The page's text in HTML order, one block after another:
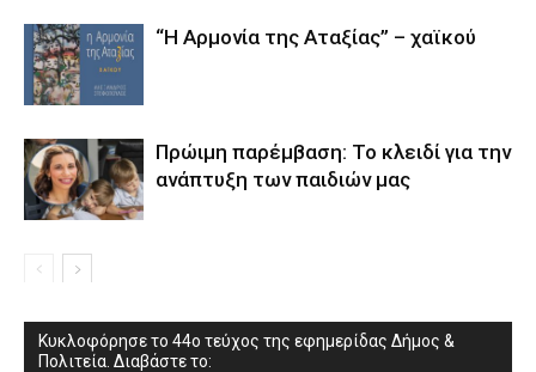
“Η Αρμονία της Αταξίας” – χαϊκού
Πρώιμη παρέμβαση: Το κλειδί για την
ανάπτυξη των παιδιών µας
Κυκλοφόρησε το 44ο τεύχος της εφημερίδας Δήμος &
Πολιτεία. Διαβάστε το: